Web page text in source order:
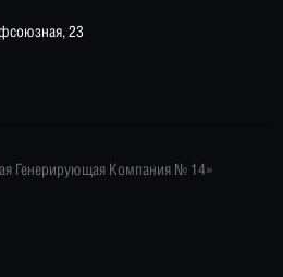
23
Генерирующая Компания № 14»